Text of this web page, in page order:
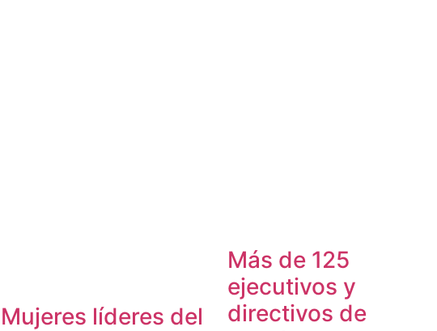
Mujeres líderes del
Más de 125
ejecutivos y
directivos de